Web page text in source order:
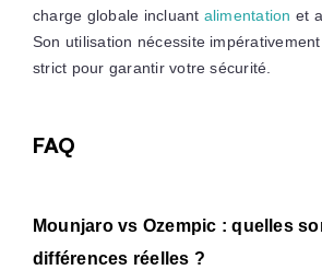
charge globale incluant alimentation et
Son utilisation nécessite
strict pour garantir votre sécurité.
FAQ
Mounjaro vs Ozempic : quelles
différences réelles ?